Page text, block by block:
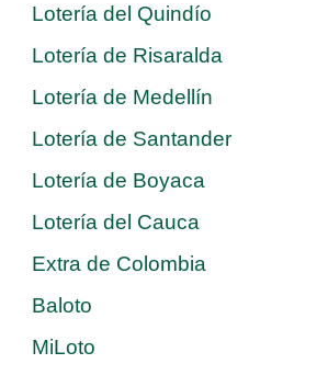
Lotería del Quindío
Lotería de Risaralda
Lotería de Medellín
Lotería de Santander
Lotería de Boyaca
Lotería del Cauca
Extra de Colombia
Baloto
MiLoto